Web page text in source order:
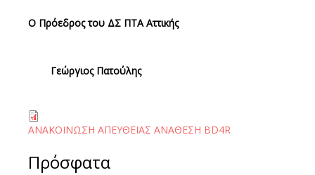
Ο Πρόεδρος του ΔΣ ΠΤΑ Αττικής
Γεώργιος Πατούλης
ΑΝΑΚΟΙΝΩΣΗ ΑΠΕΥΘΕΙΑΣ ΑΝΑΘΕΣH BD4R
Πρόσφατα